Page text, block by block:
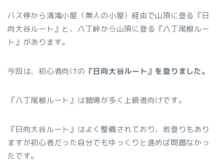
バス停から清滝小屋（無人の小屋）経由で山頂に登る『日
向大谷ルート』と、八丁峠から山頂に登る『八丁尾根ルー
ト』があります。
今回は、初心者向けの 『日向大谷ルート』を登りました。
『八丁尾根ルート』は鎖場が多く上級者向けです。
『日向大谷ルート』はよく整備されており、岩登りもあり
ますが初心者だった自分でもゆっくりと進めば問題なかっ
たです。